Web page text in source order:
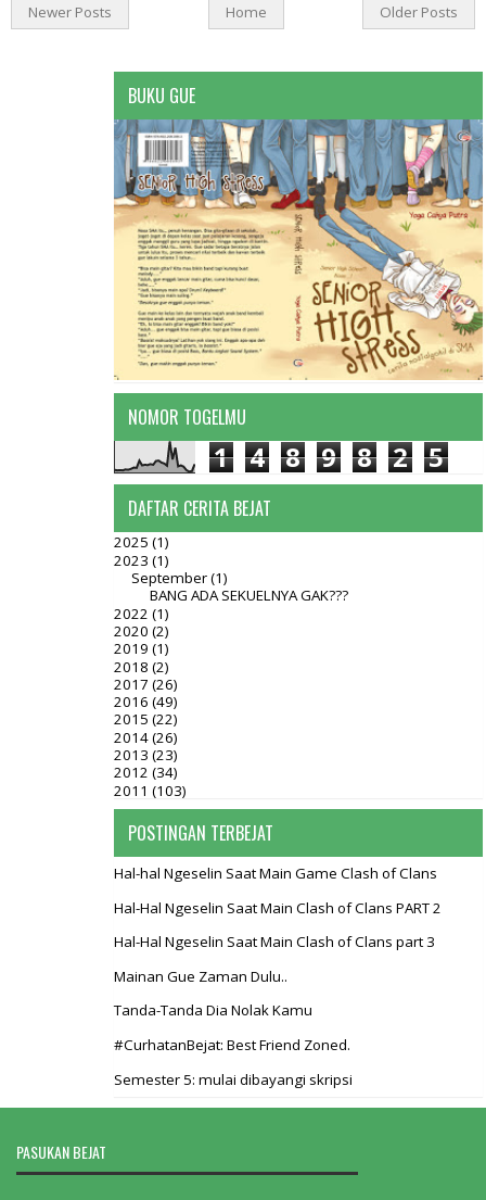
Newer Posts Older Posts
Home
BUKU GUE
NOMOR TOGELMU
1 4 8 9 8 2 5
DAFTAR CERITA BEJAT
2025(1)
2023(1)
September(1)
BANG ADA SEKUELNYA GAK???
2022(1)
2020(2)
2019(1)
2018(2)
2017(26)
2016(49)
2015(22)
2014(26)
2013(23)
2012(34)
2011(103)
POSTINGAN TERBEJAT
Hal-hal Ngeselin Saat Main Game Clash of Clans
Hal-Hal Ngeselin Saat Main Clash of Clans PART 2
Hal-Hal Ngeselin Saat Main Clash of Clans part 3
Mainan Gue Zaman Dulu..
Tanda-Tanda Dia Nolak Kamu
#CurhatanBejat: Best Friend Zoned.
Semester 5: mulai dibayangi skripsi
PASUKAN BEJAT